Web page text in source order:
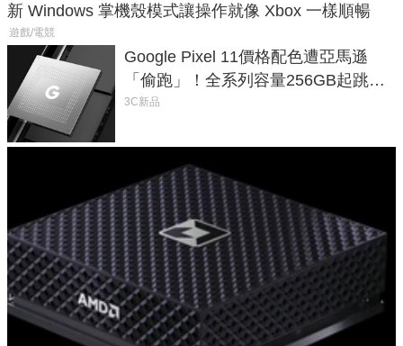
新 Windows 掌機殼模式讓操作就像 Xbox 一樣順暢
遊戲/電競
Google Pixel 11價格配色遭亞馬遜
「偷跑」！全系列容量256GB起跳、
頂規摺疊機價位逼近7萬
3C新品